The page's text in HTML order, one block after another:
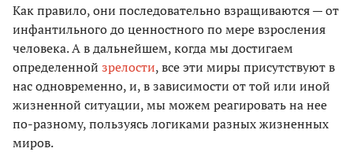
Как правило, они последовательно взращиваются — от
инфантильного до ценностного по мере взросления
человека. А в дальнейшем, когда мы достигаем
определенной зрелости, все эти миры присутствуют в
нас одновременно, и, в зависимости от той или иной
жизненной ситуации, мы можем реагировать на нее
по-разному, пользуясь логиками разных жизненных
миров.